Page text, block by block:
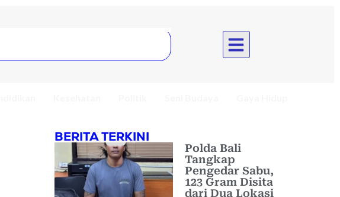
BERITA TERKINI
Polda Bali
Tangkap
Pengedar Sabu,
123 Gram Disita
dari Dua Lokasi